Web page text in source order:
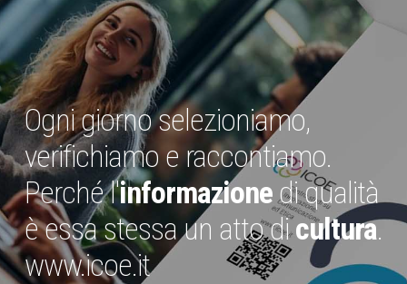
Ogni giorno selezioniamo,
verifichiamo e raccontiamo.
Perché l'informazionedi qualità
è essa stessa un atto dicultura.
www.icoe.it